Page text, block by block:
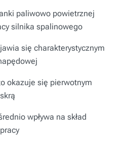
paliwowo powietrznej
silnika spalinowego
się charakterystycznym
okazuje się pierwotnym
wpływa na skład